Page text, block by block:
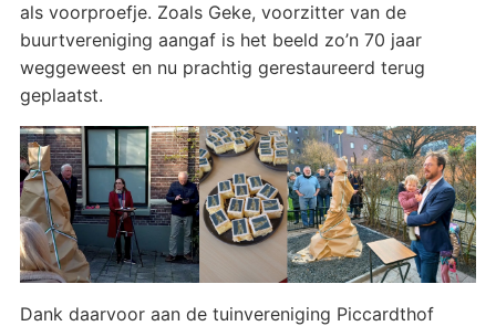
als voorproefje. Zoals Geke, voorzitter van de
buurtvereniging aangaf is het beeld zo’n 70 jaar
weggeweest en nu prachtig gerestaureerd terug
geplaatst.
Dank daarvoor aan de tuinvereniging Piccardthof